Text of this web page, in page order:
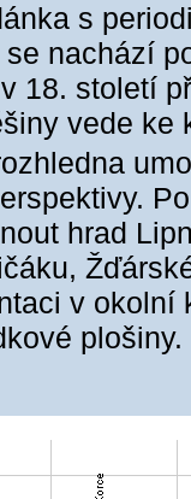
s
nachází
18. století
vede ke
hrad
v okolní